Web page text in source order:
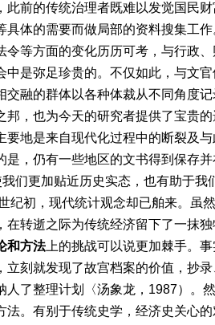
此前的传统治理者既难以发觉国民
具体的需要而做局部的资料搜集工
令等方面的变化历历可考，与行政
是弥足珍贵的。不仅如此，与文官
交融的群体以各种体裁从不同角度
邦，也为今天的研究者提供了宝贵
要地是来自现代化过程中的断裂及
是，仍有一些地区的文书得到保存
我们更加贴近历史实态，也有助于
纪初，现代统计观念却已舶来。虽
在转逝之际为传统经济留下了一抹独
和方法 上的挑战可以说更加棘手。
立刻就发现了故宫档案的价值，抄
人了整理计划〈汤象龙，1987）。
法。有别于传统史学，经济史关心